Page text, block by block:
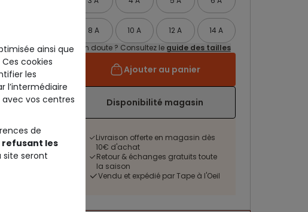
8 A 10 A 12 A
14 A
Un doute ? Consultez le guide des tailles
Ajouter au panier
Disponibilité magasin
Livraison offerte en magasin dès
10€ d'achat
Retour & échanges gratuits toute
la saison
Vendu et expédié par Tape à l'Oeil
ainsi que
cookies
les
l’intermédiaire
vos centres
de
refusant les
site seront